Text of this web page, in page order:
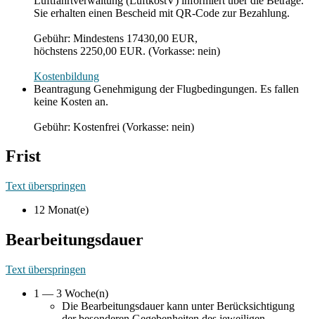
Sie erhalten einen Bescheid mit QR-Code zur Bezahlung.
Gebühr: Mindestens 17430,00 EUR,
höchstens 2250,00 EUR. (Vorkasse: nein)
Kostenbildung
Beantragung Genehmigung der Flugbedingungen. Es fallen
keine Kosten an.
Gebühr: Kostenfrei (Vorkasse: nein)
Frist
Text überspringen
12 Monat(e)
Bearbeitungsdauer
Text überspringen
1 — 3 Woche(n)
Die Bearbeitungsdauer kann unter Berücksichtigung